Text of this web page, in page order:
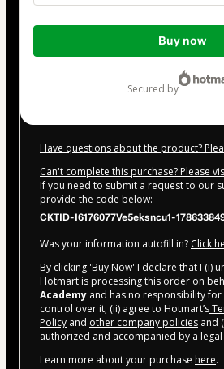
Total
Buy now
secured by
Have questions about the product?
Can't complete this purchase? Please
If you need to submit a request to our
provide the code below:
CKTID-I6176077Ve5eksncu1-
Was your information autofill in? Click
By clicking 'Buy Now' I declare that I (i)
Hotmart is processing this order on
Academy and has no responsibility
control over it; (ii) agree to Hotmart’s
Policy and other company policies and
authorized and accompanied by a
Learn more about your purchase here.